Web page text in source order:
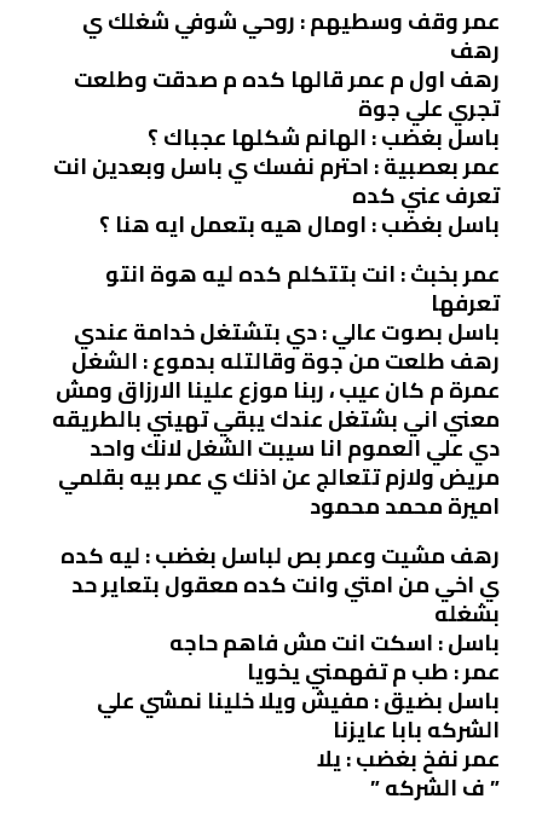
عمر وقف وسطيهم : روحي شوفي شغلك ي
رهف
رهف اول م عمر قالها كده م صدقت وطلعت
تجري علي جوة
باسل بغضب : الهانم شكلها عجباك ؟
عمر بعصبية : احترم نفسك ي باسل وبعدين انت
تعرف عني كده
باسل بغضب : اومال هيه بتعمل ايه هنا ؟
عمر بخبث : انت بتتكلم كده ليه هوة انتو
تعرفها
باسل بصوت عالي : دي بتشتغل خدامة عندي
رهف طلعت من جوة وقالتله بدموع : الشغل
عمرة م كان عيب ، ربنا موزع علينا الارزاق ومش
معني اني بشتغل عندك يبقي تهيني بالطريقه
دي علي العموم انا سيبت الشغل لانك واحد
مريض ولازم تتعالج عن اذنك ي عمر بيه بقلمي
اميرة محمد محمود
رهف مشيت وعمر بص لباسل بغضب : ليه كده
ي اخي من امتي وانت كده معقول بتعاير حد
بشغله
باسل : اسكت انت مش فاهم حاجه
عمر : طب م تفهمني يخويا
باسل بضيق : مفيش ويلا خلينا نمشي علي
الشركه بابا عايزنا
عمر نفخ بغضب : يلا
” ف الشركه ”